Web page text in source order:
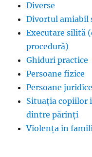
Diverse
Divortul amiabil
Executare silită
procedură)
Ghiduri practice
Persoane fizice
Persoane juridice
Situația copiilor
dintre părinți
Violența in